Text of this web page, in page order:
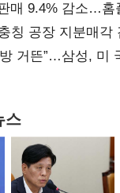
매 9.4% 감소…홈
칭 공장 지분매각
거뜬”…삼성, 미
스